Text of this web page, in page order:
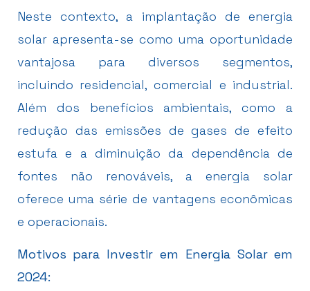
Neste contexto, a implantação de energia
solar apresenta-se como uma oportunidade
vantajosa para diversos segmentos,
incluindo residencial, comercial e industrial.
Além dos benefícios ambientais, como a
redução das emissões de gases de efeito
estufa e a diminuição da dependência de
fontes não renováveis, a energia solar
oferece uma série de vantagens econômicas
e operacionais.
Motivos para Investir em Energia Solar em
2024: